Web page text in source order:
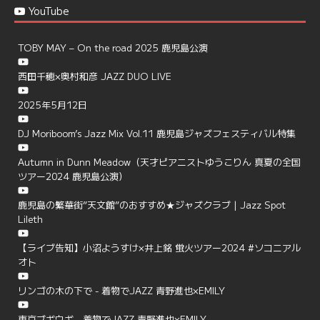
YouTube
TOBY MAY – On the road 2025 鹿児島公演
西田千穂×奥村和彦 JAZZ DUO LIVE
2025年5月12日
DJ Moriboom’s Jazz Mix Vol.11 鹿児島ジャズフェスティバル特集
Autumn in Dunn Meadow（天才ピアニストゆうこりん 真夏の全国
ツアー2024 鹿児島公演）
鹿児島の繁華街”天文館”のおすすめ★ジャズクラブ | Jazz Spot
Lileth
【ライブ告知】小沼ようすけ×井上銘 蛍火ツアー2024 #ソコニアル
オト
リンゴの木の下で - 着物でJAZZ 青野進也×EMILY